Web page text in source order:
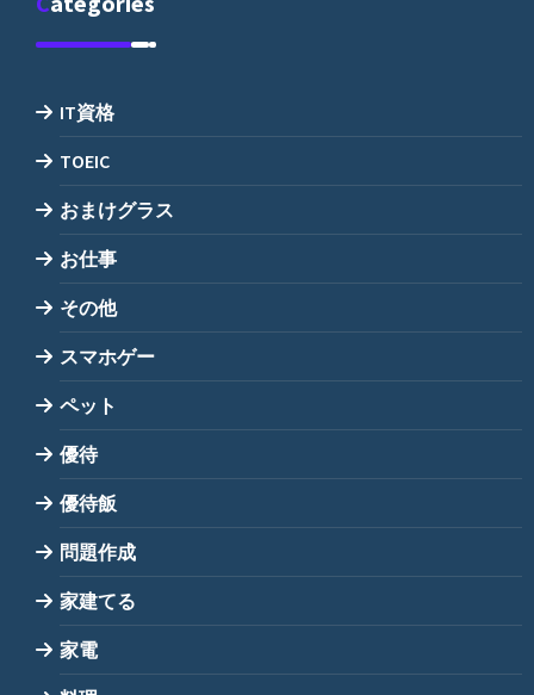
IT資格
TOEIC
おまけグラス
お仕事
その他
スマホゲー
ペット
優待
優待飯
問題作成
家建てる
家電